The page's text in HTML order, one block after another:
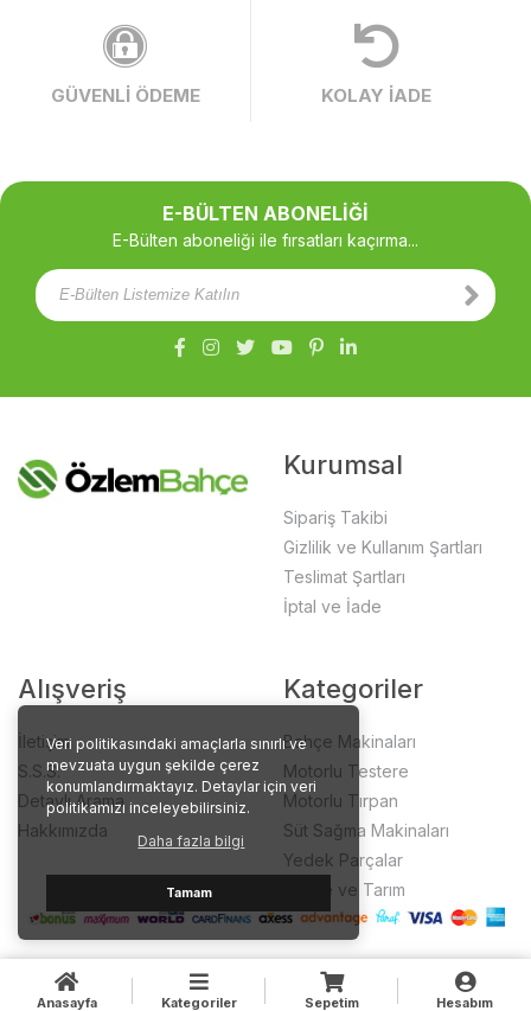
Veri politikasındaki amaçlarla sınırlı ve
mevzuata uygun şekilde çerez
konumlandırmaktayız. Detaylar için veri
politikamızı inceleyebilirsiniz.
Daha fazla bilgi
Tamam
GÜVENLİ ÖDEME KOLAY İADE
E-BÜLTEN ABONELİĞİ
E-Bülten aboneliği ile fırsatları kaçırma...
Kurumsal
Sipariş Takibi
Gizlilik ve Kullanım Şartları
Teslimat Şartları
İptal ve İade
Alışveriş
İletişim
S.S.S.
Detaylı Arama
Hakkımızda
Kategoriler
Bahçe Makinaları
Motorlu Testere
Motorlu Tırpan
Süt Sağma Makinaları
Yedek Parçalar
Bahçe ve Tarım
Anasayfa Kategoriler Sepetim Hesabım